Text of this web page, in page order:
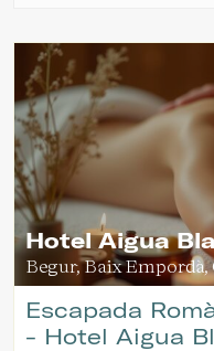
Hotel Aigua
Begur, Baix
Escapada
- Hotel Aigua